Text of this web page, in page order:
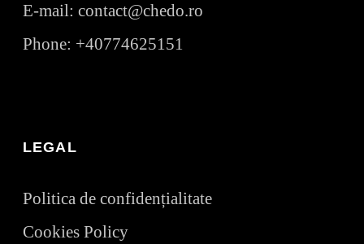
E-mail:contact@chedo.ro
Phone: +40774625151
LEGAL
Politica de confidențialitate
Cookies Policy